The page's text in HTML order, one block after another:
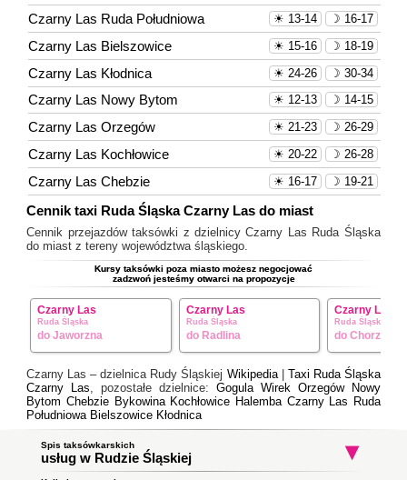
Czarny Las Ruda Południowa ☽ 16-17
☀ 13-14
Czarny Las Bielszowice ☽ 18-19
☀ 15-16
Czarny Las Kłodnica ☽ 30-34
☀ 24-26
Czarny Las Nowy Bytom ☽ 14-15
☀ 12-13
Czarny Las Orzegów ☽ 26-29
☀ 21-23
Czarny Las Kochłowice ☽ 26-28
☀ 20-22
Czarny Las Chebzie ☽ 19-21
☀ 16-17
Cennik taxi Ruda Śląska Czarny Las do miast
Cennik przejazdów taksówki z dzielnicy Czarny Las Ruda Śląska
do miast z tereny województwa śląskiego.
Kursy taksówki poza miasto możesz negocjować
zadzwoń jesteśmy otwarci na propozycje
Czarny Las
Ruda Śląska
do Jaworzna
Czarny Las
Ruda Śląska
do Radlina
Czarny Las
Ruda Śląska
do Chorzowa
Czarny Las – dzielnica Rudy Śląskiej Wikipedia| Taxi Ruda Śląska
Czarny Las, pozostałe dzielnice: Gogula Wirek Orzegów
Nowy
Bytom Chebzie Bykowina Kochłowice Halemba Czarny Las Ruda
Południowa Bielszowice Kłodnica
Spis taksówkarskich
usług w Rudzie Śląskiej